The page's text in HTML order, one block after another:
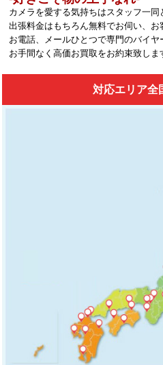
カメラを愛する気持ちはスタッフ一同
出張料金はもちろん無料でお伺い、お
お電話、メールひとつで専門のバイヤ
お手間なく高価お買取をお約束致しま
対応エリア全